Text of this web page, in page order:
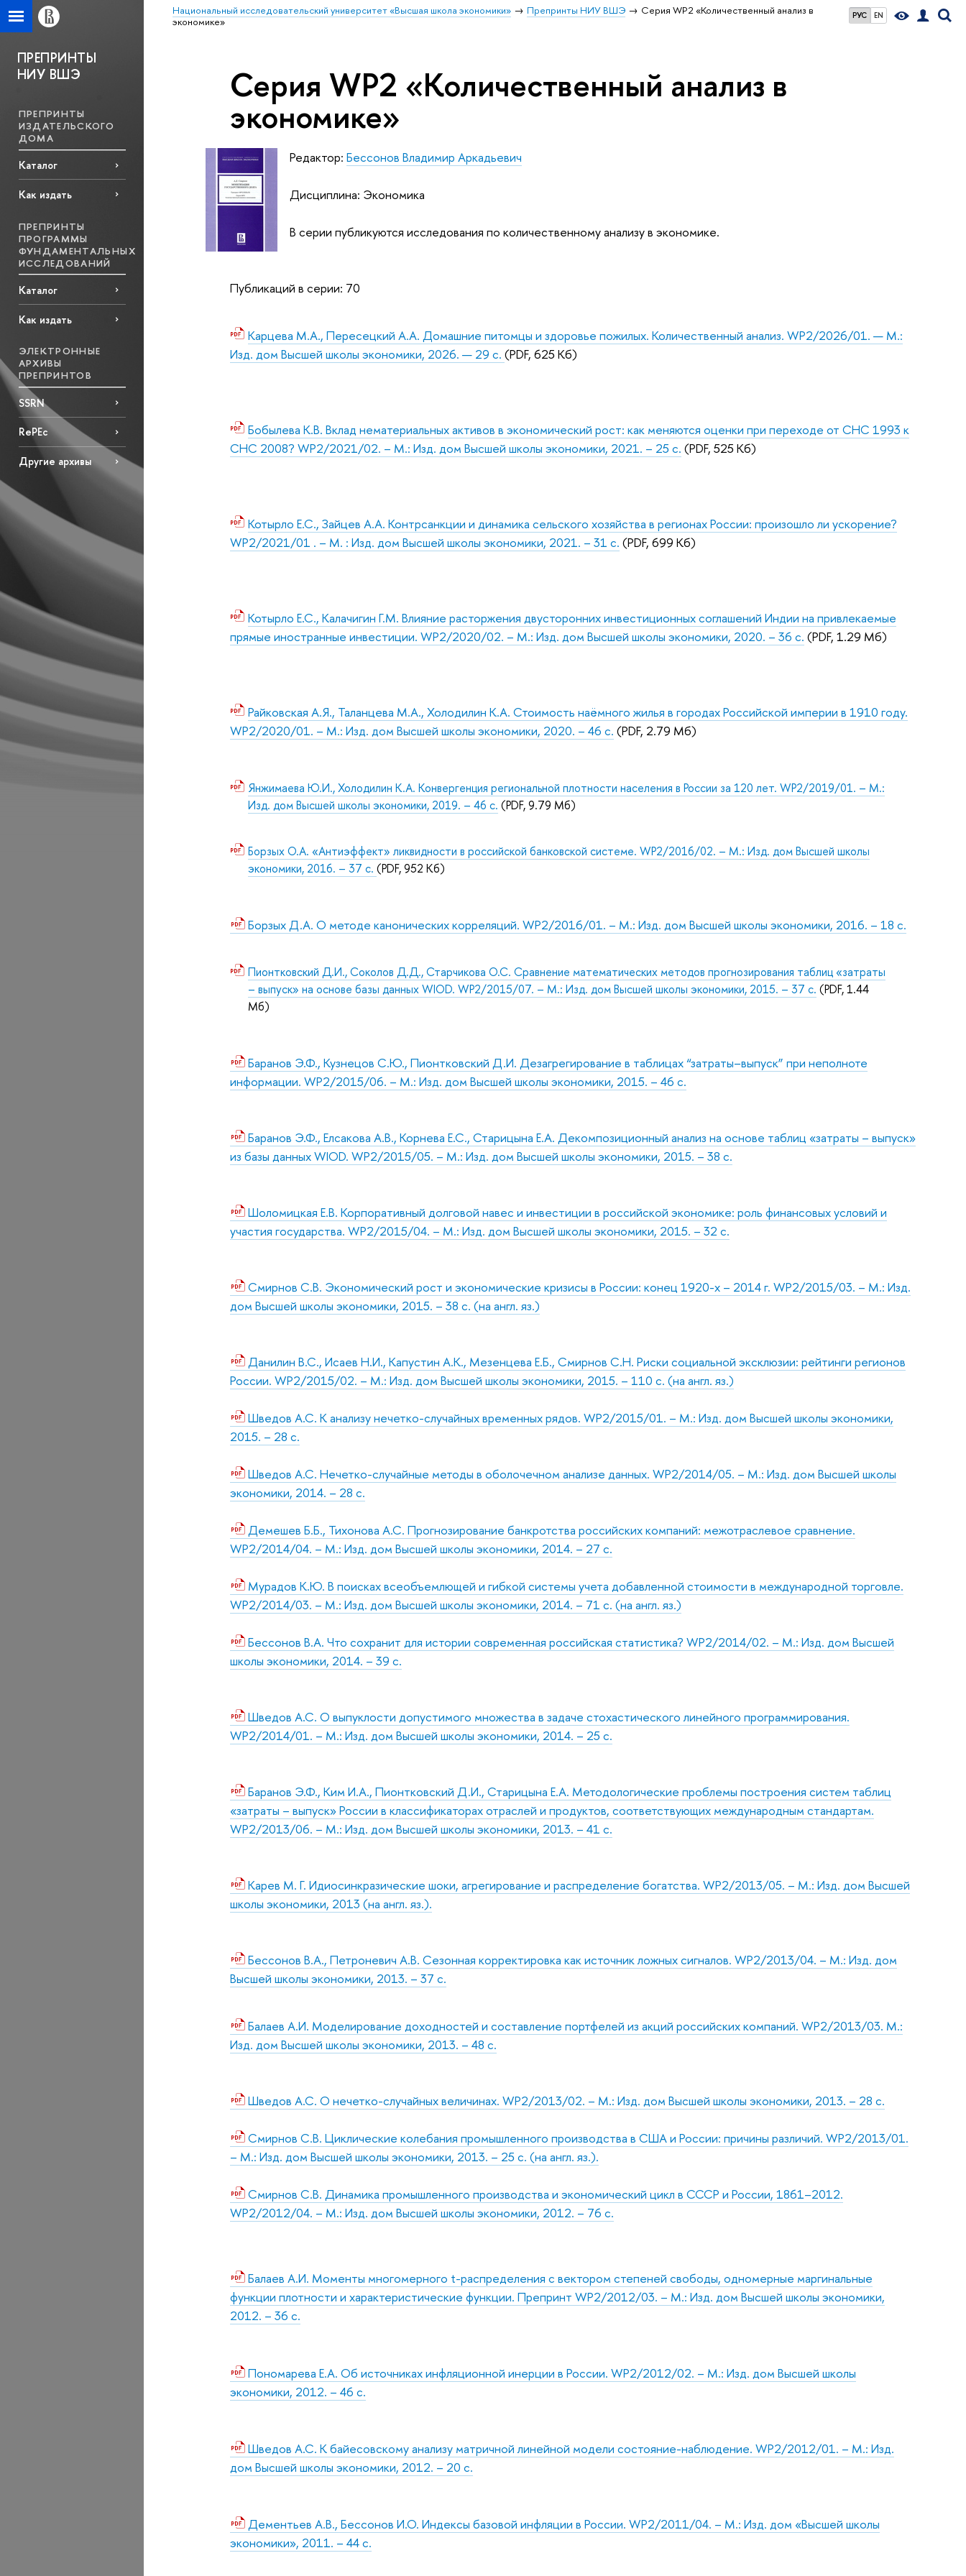
РУС EN
Национальный исследовательский университет «Высшая школа экономики» Препринты НИУ ВШЭ
Серия WP2 «Количественный анализ в
экономике»
ПРЕПРИНТЫ
НИУ ВШЭ
ПРЕПРИНТЫ
ИЗДАТЕЛЬСКОГО
ДОМА
Каталог
Как издать
ПРЕПРИНТЫ
ПРОГРАММЫ
ФУНДАМЕНТАЛЬНЫХ
ИССЛЕДОВАНИЙ
Каталог
Как издать
ЭЛЕКТРОННЫЕ
АРХИВЫ
ПРЕПРИНТОВ
SSRN
RePEc
Другие архивы
Серия WP2 «Количественный анализ в
экономике»
Редактор: Бессонов Владимир Аркадьевич
Дисциплина: Экономика
В серии публикуются исследования по количественному анализу в экономике.
Публикаций в серии: 70
Карцева М.А., Пересецкий А.А. Домашние питомцы и здоровье пожилых. Количественный анализ. WP2/2026/01. — М.:
Изд. дом Высшей школы экономики, 2026. — 29 с. (PDF, 625 Кб)
Бобылева К.В. Вклад нематериальных активов в экономический рост: как меняются оценки при переходе от СНС 1993 к
СНС 2008? WP2/2021/02. – М.: Изд. дом Высшей школы экономики, 2021. – 25 с. (PDF, 525 Кб)
Котырло Е.С., Зайцев А.А. Контрсанкции и динамика сельского хозяйства в регионах России: произошло ли ускорение?
WP2/2021/01 . – М. : Изд. дом Высшей школы экономики, 2021. – 31 с. (PDF, 699 Кб)
Котырло Е.С., Калачигин Г.М. Влияние расторжения двусторонних инвестиционных соглашений Индии на привлекаемые
прямые иностранные инвестиции. WP2/2020/02. – М.: Изд. дом Высшей школы экономики, 2020. – 36 с. (PDF, 1.29 Мб)
Райковская А.Я., Таланцева М.А., Холодилин К.А. Стоимость наёмного жилья в городах Российской империи в 1910 году.
WP2/2020/01. – М.: Изд. дом Высшей школы экономики, 2020. – 46 с. (PDF, 2.79 Мб)
Янжимаева Ю.И., Холодилин К.А. Конвергенция региональной плотности населения в России за 120 лет. WP2/2019/01. – М.:
Изд. дом Высшей школы экономики, 2019. – 46 с. (PDF, 9.79 Мб)
Борзых О.А. «Антиэффект» ликвидности в российской банковской системе. WP2/2016/02. – М.: Изд. дом Высшей школы
экономики, 2016. – 37 с. (PDF, 952 Кб)
Борзых Д.А. О методе канонических корреляций. WP2/2016/01. – М.: Изд. дом Высшей школы экономики, 2016. – 18 с.
Пионтковский Д.И., Соколов Д.Д., Старчикова О.С. Сравнение математических методов прогнозирования таблиц «затраты
– выпуск» на основе базы данных WIOD. WP2/2015/07. – М.: Изд. дом Высшей школы экономики, 2015. – 37 с. (PDF, 1.44
Мб)
Баранов Э.Ф., Кузнецов С.Ю., Пионтковский Д.И. Дезагрегирование в таблицах “затраты–выпуск” при неполноте
информации. WP2/2015/06. – М.: Изд. дом Высшей школы экономики, 2015. – 46 с.
Баранов Э.Ф., Елсакова А.В., Корнева Е.С., Старицына Е.А. Декомпозиционный анализ на основе таблиц «затраты – выпуск»
из базы данных WIOD. WP2/2015/05. – М.: Изд. дом Высшей школы экономики, 2015. – 38 с.
Шоломицкая Е.В. Корпоративный долговой навес и инвестиции в российской экономике: роль финансовых условий и
участия государства. WP2/2015/04. – М.: Изд. дом Высшей школы экономики, 2015. – 32 с.
Смирнов С.В. Экономический рост и экономические кризисы в России: конец 1920-х – 2014 г. WP2/2015/03. – М.: Изд.
дом Высшей школы экономики, 2015. – 38 с. (на англ. яз.)
Данилин В.С., Исаев Н.И., Капустин А.К., Мезенцева Е.Б., Смирнов С.Н. Риски социальной эксклюзии: рейтинги регионов
России. WP2/2015/02. – М.: Изд. дом Высшей школы экономики, 2015. – 110 с. (на англ. яз.)
Шведов А.С. К анализу нечетко-случайных временных рядов. WP2/2015/01. – М.: Изд. дом Высшей школы экономики,
2015. – 28 с.
Шведов А.С. Нечетко-случайные методы в оболочечном анализе данных. WP2/2014/05. – М.: Изд. дом Высшей школы
экономики, 2014. – 28 с.
Демешев Б.Б., Тихонова А.С. Прогнозирование банкротства российских компаний: межотраслевое сравнение.
WP2/2014/04. – М.: Изд. дом Высшей школы экономики, 2014. – 27 с.
Мурадов К.Ю. В поисках всеобъемлющей и гибкой системы учета добавленной стоимости в международной торговле.
WP2/2014/03. – М.: Изд. дом Высшей школы экономики, 2014. – 71 с. (на англ. яз.)
Бессонов В.А. Что сохранит для истории современная российская статистика? WP2/2014/02. – М.: Изд. дом Высшей
школы экономики, 2014. – 39 с.
Шведов А.С. О выпуклости допустимого множества в задаче стохастического линейного пpогpаммиpования.
WP2/2014/01. – М.: Изд. дом Высшей школы экономики, 2014. – 25 с.
Баранов Э.Ф., Ким И.А., Пионтковский Д.И., Старицына Е.А. Методологические проблемы построения систем таблиц
«затраты – выпуск» России в классификаторах отраслей и продуктов, соответствующих международным стандартам.
WP2/2013/06. – М.: Изд. дом Высшей школы экономики, 2013. – 41 с.
Карев М. Г. Идиосинкразические шоки, агрегирование и распределение богатства. WP2/2013/05. – М.: Изд. дом Высшей
школы экономики, 2013 (на англ. яз.).
Бессонов В.А., Петроневич А.В. Сезонная корректировка как источник ложных сигналов. WP2/2013/04. – М.: Изд. дом
Высшей школы экономики, 2013. – 37 с.
Балаев А.И. Моделирование доходностей и составление портфелей из акций российских компаний. WP2/2013/03. М.:
Изд. дом Высшей школы экономики, 2013. – 48 с.
Шведов А.С. О нечетко-случайных величинах. WP2/2013/02. – М.: Изд. дом Высшей школы экономики, 2013. – 28 с.
Смирнов С.В. Циклические колебания промышленного производства в США и России: причины различий. WP2/2013/01.
– М.: Изд. дом Высшей школы экономики, 2013. – 25 c. (на англ. яз.).
Смирнов С.В. Динамика промышленного производства и экономический цикл в СССР и России, 1861–2012.
WP2/2012/04. – М.: Изд. дом Высшей школы экономики, 2012. – 76 с.
Балаев А.И. Моменты многомерного t-распределения с вектором степеней свободы, одномерные маргинальные
функции плотности и характеристические функции. Препринт WP2/2012/03. – М.: Изд. дом Высшей школы экономики,
2012. – 36 с.
Пономарева Е.А. Об источниках инфляционной инерции в России. WP2/2012/02. – М.: Изд. дом Высшей школы
экономики, 2012. – 46 с.
Шведов А.С. К байесовскому анализу матричной линейной модели состояние-наблюдение. WP2/2012/01. – М.: Изд.
дом Высшей школы экономики, 2012. – 20 с.
Дементьев А.В., Бессонов И.О. Индексы базовой инфляции в России. WP2/2011/04. – М.: Изд. дом «Высшей школы
экономики», 2011. – 44 с.